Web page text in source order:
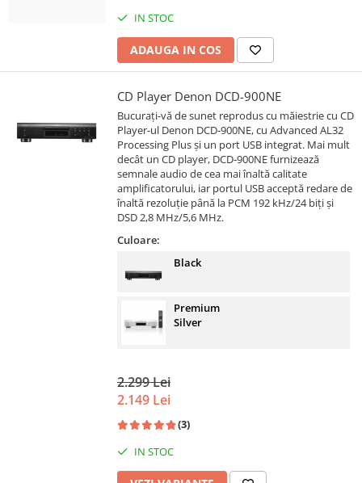
IN STOC
ADAUGA IN COS
CD Player Denon DCD-900NE
Bucurați-vă de sunet reprodus cu măiestrie cu CD
Player-ul Denon DCD-900NE, cu Advanced AL32
Processing Plus și un port USB integrat. Mai mult
decât un CD player, DCD-900NE furnizează
semnale audio de cea mai înaltă calitate
amplificatorului, iar portul USB acceptă redare de
înaltă rezoluție până la PCM 192 kHz/24 biți și
DSD 2,8 MHz/5,6 MHz.
Culoare:
Black
Premium
Silver
2.299 Lei
2.149 Lei
(3)
IN STOC